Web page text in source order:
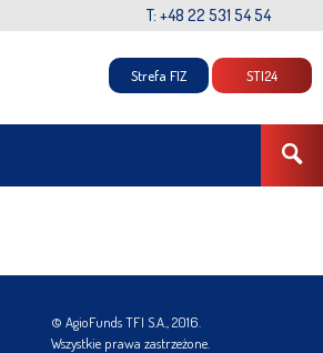
T: +48 22 531 54 54
Strefa FIZ STI24
© AgioFunds TFI S.A., 2016.
Wszystkie prawa zastrzeżone.